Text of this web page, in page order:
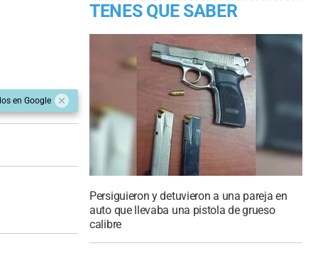
en Google
TENES QUE SABER
Persiguieron y detuvieron a una pareja en
auto que llevaba una pistola de grueso
calibre